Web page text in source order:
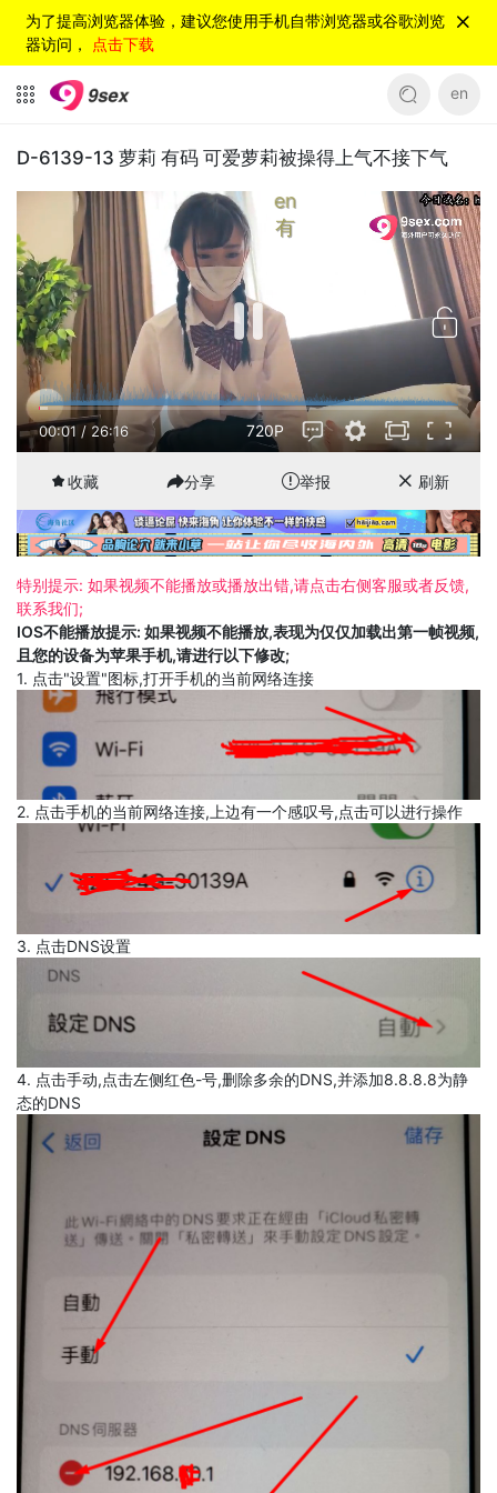
为了提高浏览器体验，建议您使用手机自带浏览器或谷歌浏览
器访问， 点击下载
en
D-6139-13 萝莉 有码 可爱萝莉被操得上气不接下气
有
00:02 /26:16 720P
收藏 分享 举报 刷新
特别提示: 如果视频不能播放或播放出错,请点击右侧客服或者反馈,
联系我们;
IOS不能播放提示: 如果视频不能播放,表现为仅仅加载出第一帧视频,
且您的设备为苹果手机,请进行以下修改;
1. 点击"设置"图标,打开手机的当前网络连接
2. 点击手机的当前网络连接,上边有一个感叹号,点击可以进行操作
3. 点击DNS设置
4. 点击手动,点击左侧红色-号,删除多余的DNS,并添加8.8.8.8为静
态的DNS